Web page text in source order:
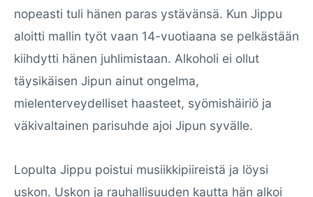
nopeasti tuli hänen paras ystävänsä. Kun Jippu
aloitti mallin työt vaan 14-vuotiaana se pelkästään
kiihdytti hänen juhlimistaan. Alkoholi ei ollut
täysikäisen Jipun ainut ongelma,
mielenterveydelliset haasteet, syömishäiriö ja
väkivaltainen parisuhde ajoi Jipun syvälle.
Lopulta Jippu poistui musiikkipiireistä ja löysi
uskon. Uskon ja rauhallisuuden kautta hän alkoi